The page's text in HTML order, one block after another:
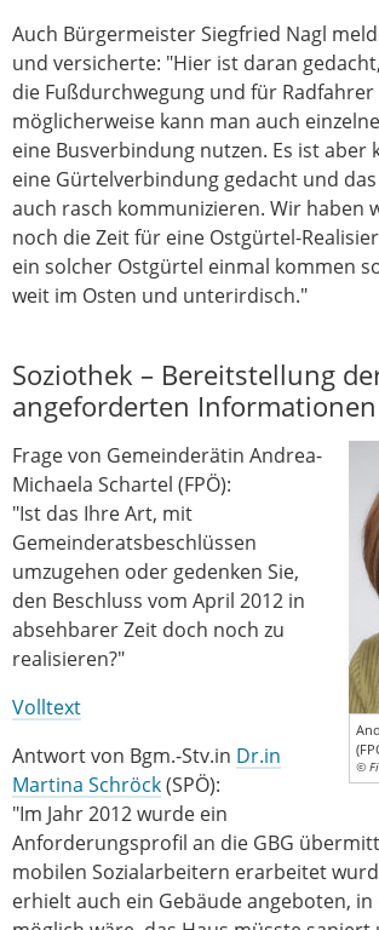
Auch Bürgermeister Siegfried Nagl
und versicherte: "Hier ist daran
die Fußdurchwegung und für Radfahrer
möglicherweise kann man auch
eine Busverbindung nutzen. Es ist aber
eine Gürtelverbindung gedacht und
auch rasch kommunizieren. Wir haben
noch die Zeit für eine Ostgürtel-
ein solcher Ostgürtel einmal kommen
weit im Osten und unterirdisch."
Soziothek – Bereitstellung
angeforderten Informationen
©
Frage von Gemeinderätin Andrea-
Michaela Schartel (FPÖ):
"Ist das Ihre Art, mit
Gemeinderatsbeschlüssen
umzugehen oder gedenken Sie,
den Beschluss vom April 2012 in
absehbarer Zeit doch noch zu
realisieren?"
Volltext
Antwort von Bgm.-Stv.in Dr.in
Martina Schröck(SPÖ):
"Im Jahr 2012 wurde ein
Anforderungsprofil an die GBG
mobilen Sozialarbeitern erarbeitet
erhielt auch ein Gebäude angeboten, in